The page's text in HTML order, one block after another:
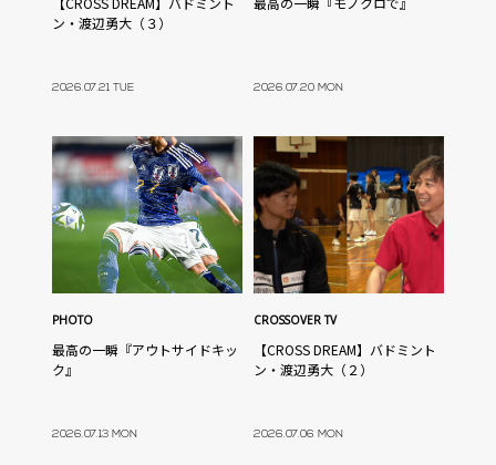
ン・渡辺勇大（３）
2026.07.21 TUE 2026.07.20 MON
PHOTO
最高の一瞬『アウトサイドキッ
ク』
2026.07.13 MON
CROSSOVER TV
【CROSS DREAM】バドミント
ン・渡辺勇大（２）
2026.07.06 MON